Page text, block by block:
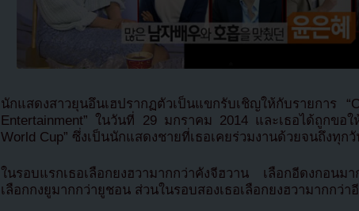
นักแสดงสาวยุนอึนเฮปรากฏตัวเป็นแขกรับเชิญให้กับรายการ
Entertainment” ในวันที่ 29 มกราคม 2014 และเธอได้ถูกขอใ
World Cup” ซึ่งเป็นนักแสดงชายที่เธอเคยร่วมงานด้วยจนถึงทุก
ในรอบแรกเธอเลือกยงฮวามากกว่าคังจีฮวาน เลือกอีดงกอนม
เลือกกงยูมากกว่ายูชอน ส่วนในรอบสองเธอเลือกยงฮวามากกว่า